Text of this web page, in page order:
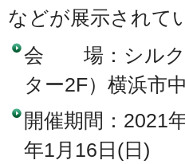
などが展示されて
会 場：シルク
ター2F）横浜市
開催期間：2021
年1月16日(日)